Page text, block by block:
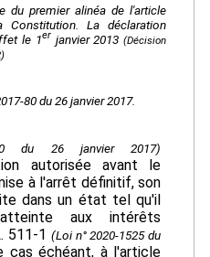
du premier alinéa de l'article
La déclaration
le 1er janvier 2013(Décision
80 du 26 janvier 2017.
80 du 26 janvier 2017)
autorisée avant le
à l'arrêt définitif, son
dans un état tel qu'il
aux intérêts
511-1 (Loi n° 2020-1525 du
cas échéant, à l'article